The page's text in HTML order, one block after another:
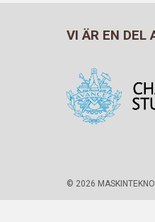
VI ÄR EN DEL
© 2026